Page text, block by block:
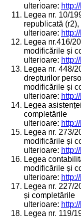
ulterioare:
Legea nr. 10/
republicată
ulterioare:
Legea nr.416/
modificările și
ulterioare:
Legea nr. 448/
drepturilor
modificările și
ulterioare:
Legea
completările
ulterioare:
Legea nr. 273/
modificările și
ulterioare:
Legea
modificările și
ulterioare:
Legea nr. 227/
și completările
ulterioare:
Legea nr. 119/